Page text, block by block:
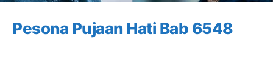
Pesona Pujaan Hati Bab 6548